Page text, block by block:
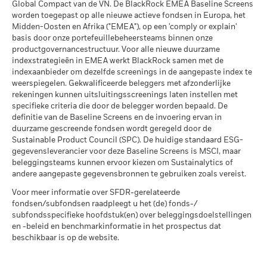
valutaschommelingen als uw belegging wordt gedaan in een
andere valuta dan die gebruikt in de berekening van de
prestaties in het verleden. Bron: Blackrock
Publicatie van de netto-inventariswaarde:
www.blackrock.com/be, De Tijd,www.fundinfo.com. Gelieve
voor klachten over dit fonds contact op te nemen met
BlackRock op het nummer 02 402 49 00, of een e-mail te
sturen naar belux@blackrock.com.Voor uw veiligheid worden
telefoongesprekken doorgaans opgenomen.U kunt ook
contact opnemen met de Consumer Mediation Service. Meer
informatie vindt u op
http://www.ombudsfin.be
MSCI Gewogen Gemiddelde
Koolstofintensiteit (ton CO2-
eq/$ miljoen OMZET)
per 17/jul/2026
156,81
MSCI ESG % Dekking
per 17/jul/2026
MSCI ESG-kwaliteitsscore –
Percentiel peer
per 17/jul/2026
40,81
Fondsen in peergroup
per 17/jul/2026
MSCI Gewogen Gemiddelde
Koolstofintensiteit % Dekking
Alle data komen van MSCI ESG Fund Ratings per
17/jul/2026, op basis van posities per 31/mrt/2026. De
duurzaamheidskenmerken van het fonds kunnen bijgevolg
Betrokkenheid van
bedrijfsleven Dekking
per 30/jun/2026
Percentage niet-gedekt
Fonds
per 30/jun/2026
0,52%
De blootstellingen van BlackRock inzake betrokkenheid van
het bedrijfsleven, zoals hierboven weergegeven voor
Ketelkool en Oliezand, worden berekend en gerapporteerd
voor bedrijven die meer dan 5% van hun inkomsten
genereren uit ketelkool of oliezand zoals bepaald door MSCI
inkomsten genereren uit ketelkool of oliezand (met een
inkomstendrempel van 0%), zoals bepaald door MSCI ESG
Research, geldt het volgende: voor ketelkool 0,44% en voor
oliezand 0,03%.
Global Compact van de VN. De BlackRock EMEA Baseline Screens
worden toegepast op alle nieuwe actieve fondsen in Europa, het
Midden-Oosten en Afrika ("EMEA"), op een 'comply or explain'
basis door onze portefeuillebeheersteams binnen onze
productgovernancestructuur. Voor alle nieuwe duurzame
indexstrategieën in EMEA werkt BlackRock samen met de
indexaanbieder om dezelfde screenings in de aangepaste index te
weerspiegelen. Gekwalificeerde beleggers met afzonderlijke
rekeningen kunnen uitsluitingsscreenings laten instellen met
specifieke criteria die door de belegger worden bepaald. De
definitie van de Baseline Screens en de invoering ervan in
duurzame gescreende fondsen wordt geregeld door de
Sustainable Product Council (SPC). De huidige standaard ESG-
gegevensleverancier voor deze Baseline Screens is MSCI, maar
beleggingsteams kunnen ervoor kiezen om Sustainalytics of
andere aangepaste gegevensbronnen te gebruiken zoals vereist.
Voor meer informatie over SFDR-gerelateerde
fondsen/subfondsen raadpleegt u het (de) fonds-/
subfondsspecifieke hoofdstuk(en) over beleggingsdoelstellingen
en -beleid en benchmarkinformatie in het prospectus dat
beschikbaar is op de website.